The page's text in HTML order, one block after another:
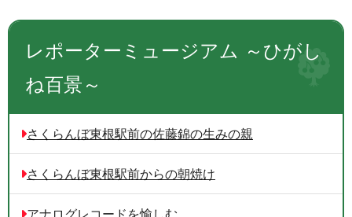
レポーターミュージアム ～ひがし
ね百景～
さくらんぼ東根駅前の佐藤錦の生みの親
さくらんぼ東根駅前からの朝焼け